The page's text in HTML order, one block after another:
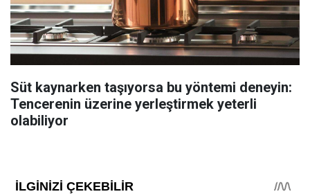
Süt kaynarken taşıyorsa bu yöntemi deneyin:
Tencerenin üzerine yerleştirmek yeterli
olabiliyor